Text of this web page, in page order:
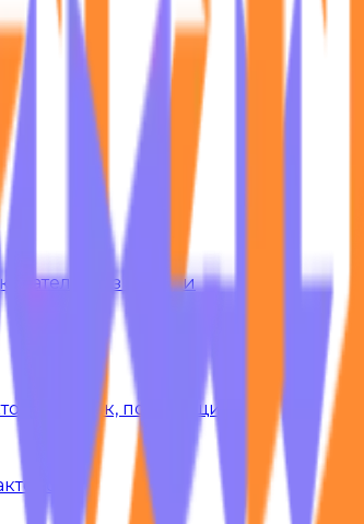
из России
жаток, подборщиков